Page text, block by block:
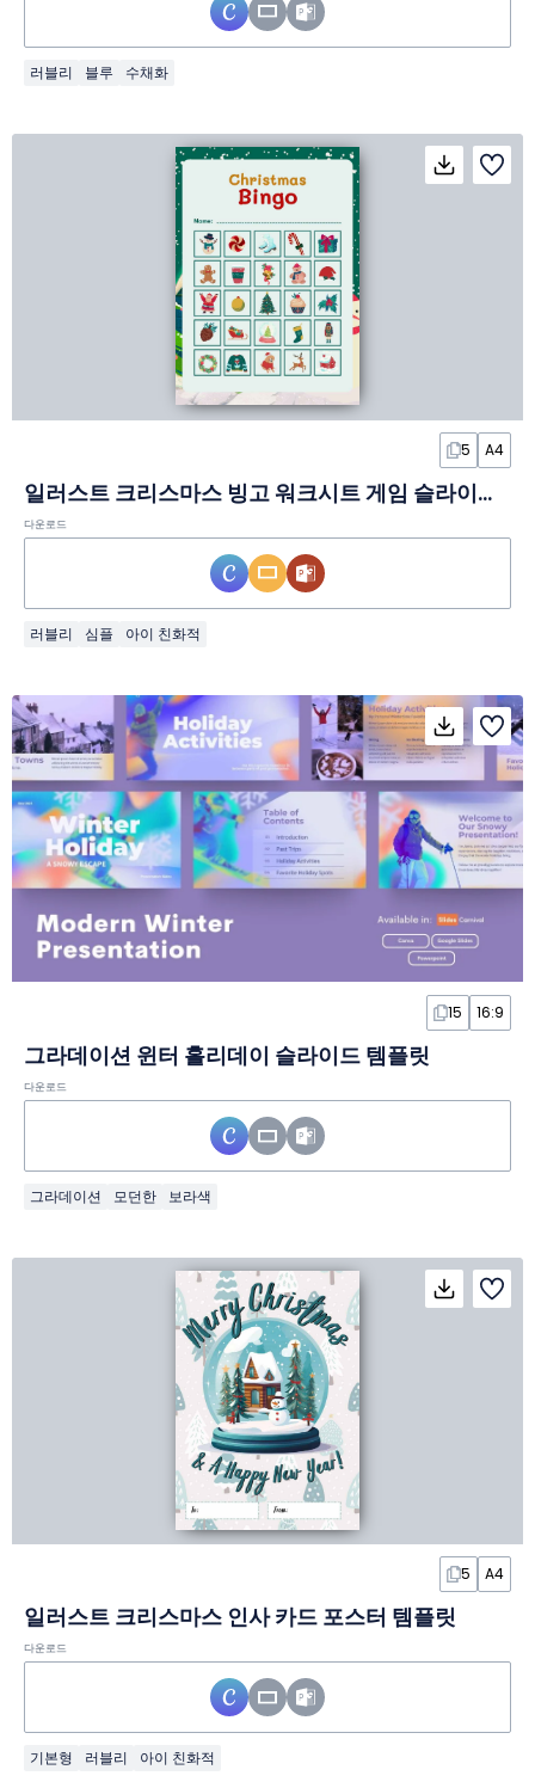
러블리 블루 수채화
5 A4
일러스트 크리스마스 빙고 워크시트 게임 슬라이드 템플릿
다운로드
러블리 심플 아이 친화적
15 16:9
그라데이션 윈터 홀리데이 슬라이드 템플릿
다운로드
그라데이션 모던한 보라색
5 A4
일러스트 크리스마스 인사 카드 포스터 템플릿
다운로드
기본형 러블리 아이 친화적